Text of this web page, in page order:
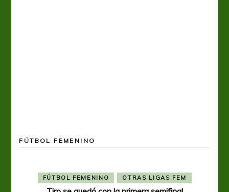
FÚTBOL FEMENINO
FÚTBOL FEMENINO OTRAS LIGAS FEM